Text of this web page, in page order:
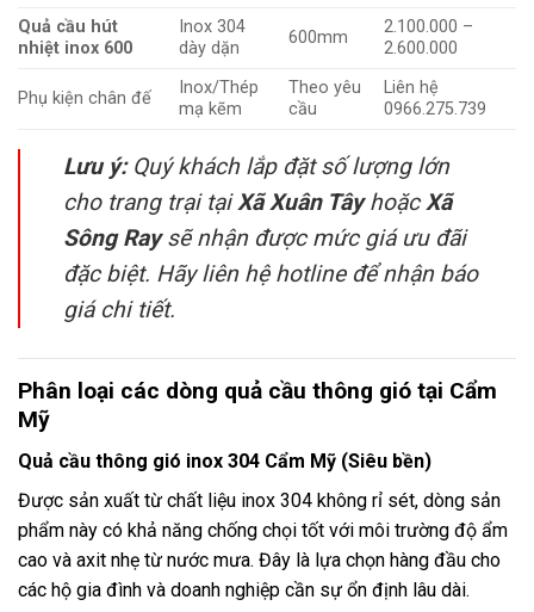
Quả cầu hút
nhiệt inox 600
Inox 304
dày dặn
600mm
2.100.000 –
2.600.000
Phụ kiện chân đế
Inox/Thép
mạ kẽm
Theo yêu
cầu
Liên hệ
0966.275.739
Lưu ý:Quý khách lắp đặt số lượng lớn
cho trang trại tạiXã Xuân TâyhoặcXã
Sông Raysẽ nhận được mức giá ưu đãi
đặc biệt. Hãy liên hệ hotline để nhận báo
giá chi tiết.
Phân loại các dòng quả cầu thông gió tại Cẩm
Mỹ
Quả cầu thông gió inox 304 Cẩm Mỹ (Siêu bền)
Được sản xuất từ chất liệu inox 304 không rỉ sét, dòng sản
phẩm này có khả năng chống chọi tốt với môi trường độ ẩm
cao và axit nhẹ từ nước mưa. Đây là lựa chọn hàng đầu cho
các hộ gia đình và doanh nghiệp cần sự ổn định lâu dài.